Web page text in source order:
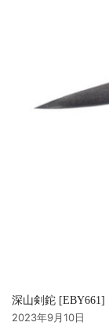
深山剣鉈 [EBY661]
2023年9月10日